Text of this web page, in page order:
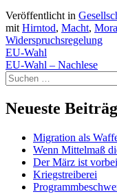
Veröffentlicht in
mit Hirntod, Macht,
Widerspruchsregelung
EU-Wahl
EU-Wahl – Nachlese
Suchen
nach:
Neueste
Migration als
Wenn Mittelmaß
Der März ist
Kriegstreiberei